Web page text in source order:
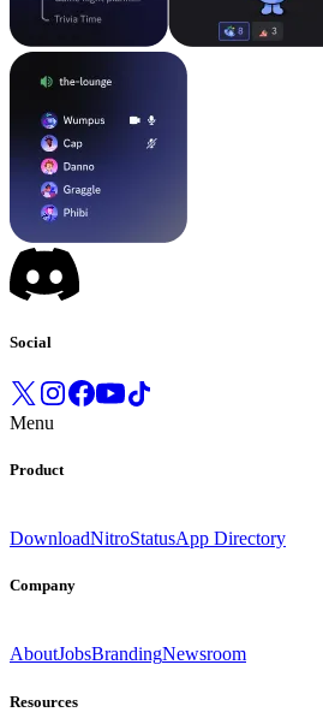
Social
Menu
Product
DownloadNitroStatusApp Directory
Company
AboutJobsBrandingNewsroom
Resources